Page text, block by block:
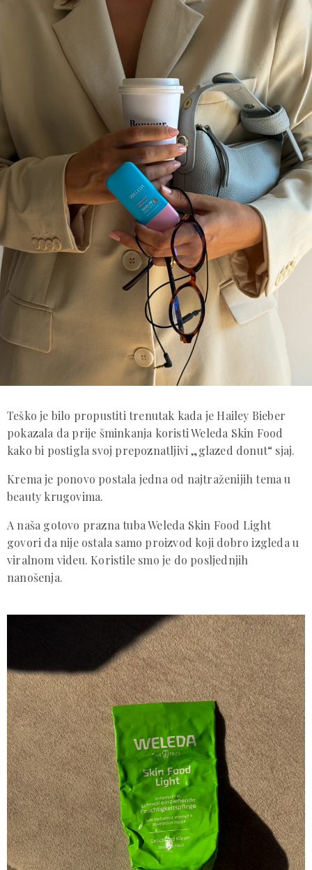
Teško je bilo propustiti trenutak kada je Hailey Bieber
pokazala da prije šminkanja koristi Weleda Skin Food
kako bi postigla svoj prepoznatljivi „glazed donut“ sjaj.
Krema je ponovo postala jedna od najtraženijih tema u
beauty krugovima.
A naša gotovo prazna tuba Weleda Skin Food Light
govori da nije ostala samo proizvod koji dobro izgleda u
viralnom videu. Koristile smo je do posljednjih
nanošenja.